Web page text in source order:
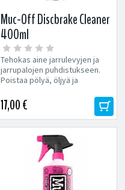
Muc-Off Discbrake Cleaner
400ml
Tehokas aine jarrulevyjen ja
jarrupalojen puhdistukseen.
Poistaa pölyä, öljyä ja
jarrutustehoa...
17,00 €